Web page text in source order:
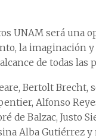
UNAM será una
la imaginación y
de todas las
Bertolt Brecht,
Alfonso
de Balzac, Justo
Alba Gutiérrez y